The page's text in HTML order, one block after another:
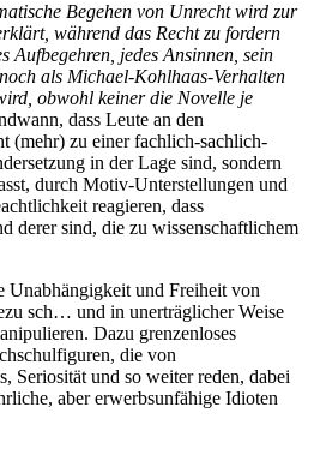
Begehen von Unrecht wird zur
während das Recht zu fordern
Aufbegehren, jedes Ansinnen, sein
als Michael-Kohlhaas-Verhalten
obwohl keiner die Novelle je
dass Leute an den
(mehr) zu einer fachlich-sachlich-
in der Lage sind, sondern
durch Motiv-Unterstellungen und
reagieren, dass
derer sind, die zu wissenschaftlichem
Unabhängigkeit und Freiheit von
sch… und in unerträglicher Weise
Dazu grenzenloses
die von
Seriosität und so weiter reden, dabei
aber erwerbsunfähige Idioten